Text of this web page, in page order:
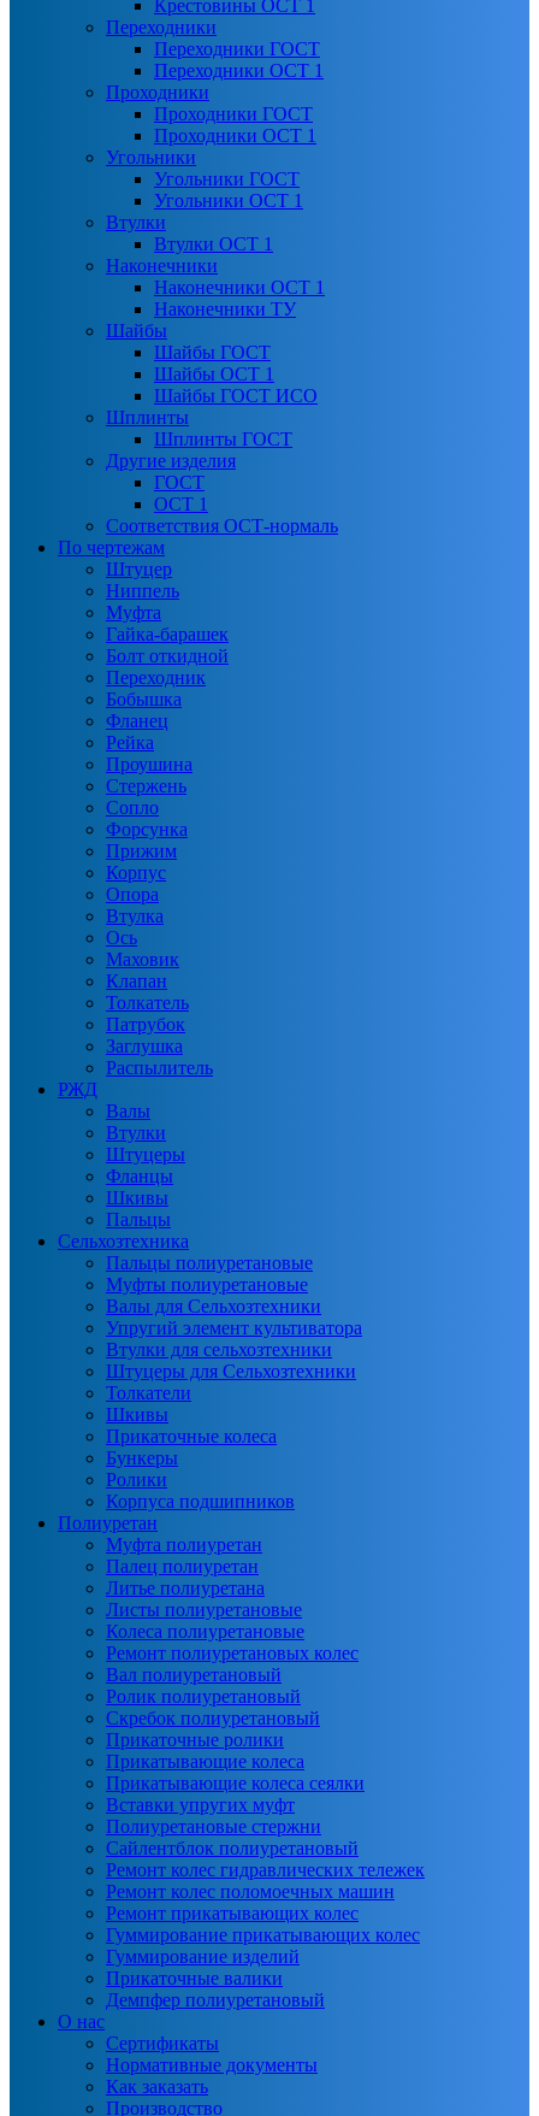
Крестовины ОСТ 1
Переходники
Переходники ГОСТ
Переходники ОСТ 1
Проходники
Проходники ГОСТ
Проходники ОСТ 1
Угольники
Угольники ГОСТ
Угольники ОСТ 1
Втулки
Втулки ОСТ 1
Наконечники
Наконечники ОСТ 1
Наконечники ТУ
Шайбы
Шайбы ГОСТ
Шайбы ОСТ 1
Шайбы ГОСТ ИСО
Шплинты
Шплинты ГОСТ
Другие изделия
ГОСТ
ОСТ 1
Соответствия ОСТ-нормаль
По чертежам
Штуцер
Ниппель
Муфта
Гайка-барашек
Болт откидной
Переходник
Бобышка
Фланец
Рейка
Проушина
Стержень
Сопло
Форсунка
Прижим
Корпус
Опора
Втулка
Ось
Маховик
Клапан
Толкатель
Патрубок
Заглушка
Распылитель
РЖД
Валы
Втулки
Штуцеры
Фланцы
Шкивы
Пальцы
Сельхозтехника
Пальцы полиуретановые
Муфты полиуретановые
Валы для Сельхозтехники
Упругий элемент культиватора
Втулки для сельхозтехники
Штуцеры для Сельхозтехники
Толкатели
Шкивы
Прикаточные колеса
Бункеры
Ролики
Корпуса подшипников
Полиуретан
Муфта полиуретан
Палец полиуретан
Литье полиуретана
Листы полиуретановые
Колеса полиуретановые
Ремонт полиуретановых колес
Вал полиуретановый
Ролик полиуретановый
Скребок полиуретановый
Прикаточные ролики
Прикатывающие колеса
Прикатывающие колеса сеялки
Вставки упругих муфт
Полиуретановые стержни
Сайлентблок полиуретановый
Ремонт колес гидравлических тележек
Ремонт колес поломоечных машин
Ремонт прикатывающих колес
Гуммирование прикатывающих колес
Гуммирование изделий
Прикаточные валики
Демпфер полиуретановый
О нас
Сертификаты
Нормативные документы
Как заказать
Производство